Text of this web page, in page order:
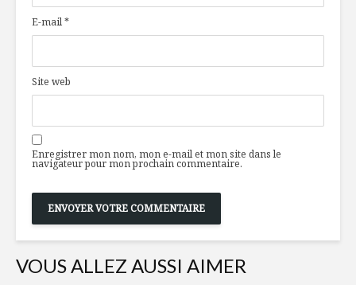
E-mail*
Site web
Enregistrer mon nom, mon e-mail et mon site dans le
navigateur pour mon prochain commentaire.
VOUS ALLEZ AUSSI AIMER